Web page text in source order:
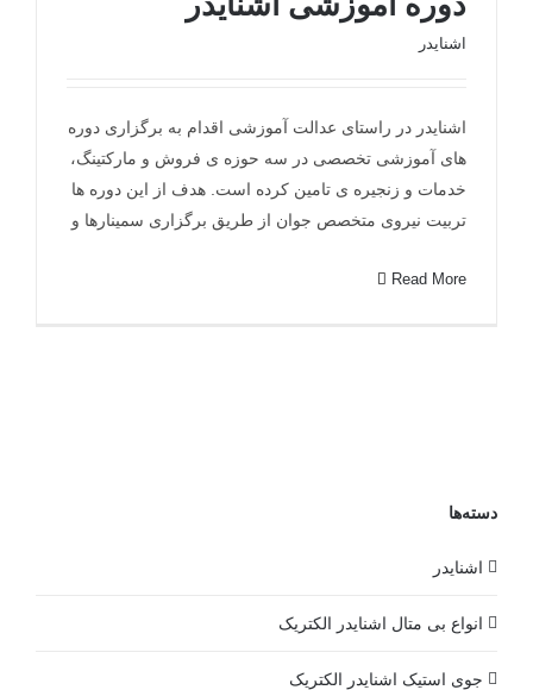
دوره آموزشی اشنایدر
اشنایدر
اشنایدر در راستای عدالت آموزشی اقدام به برگزاری دوره
های آموزشی تخصصی در سه حوزه ی فروش و مارکتینگ،
خدمات و زنجیره ی تامین کرده است. هدف از این دوره ها
تربیت نیروی متخصص جوان از طریق برگزاری سمینارها و
Read More
دسته‌ها
اشنایدر
انواع بی متال اشنایدر الکتریک
جوی استیک اشنایدر الکتریک